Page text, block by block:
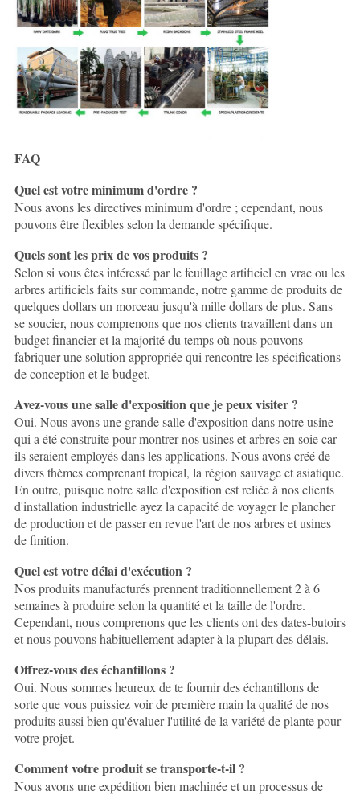
FAQ
Quel est votre minimum d'ordre ?
Nous avons les directives minimum d'ordre ; cependant, nous
pouvons être flexibles selon la demande spécifique.
Quels sont les prix de vos produits ?
Selon si vous êtes intéressé par le feuillage artificiel en vrac ou les
arbres artificiels faits sur commande, notre gamme de produits de
quelques dollars un morceau jusqu'à mille dollars de plus. Sans
se soucier, nous comprenons que nos clients travaillent dans un
budget financier et la majorité du temps où nous pouvons
fabriquer une solution appropriée qui rencontre les spécifications
de conception et le budget.
Avez-vous une salle d'exposition que je peux visiter ?
Oui. Nous avons une grande salle d'exposition dans notre usine
qui a été construite pour montrer nos usines et arbres en soie car
ils seraient employés dans les applications. Nous avons créé de
divers thèmes comprenant tropical, la région sauvage et asiatique.
En outre, puisque notre salle d'exposition est reliée à nos clients
d'installation industrielle ayez la capacité de voyager le plancher
de production et de passer en revue l'art de nos arbres et usines
de finition.
Quel est votre délai d'exécution ?
Nos produits manufacturés prennent traditionnellement 2 à 6
semaines à produire selon la quantité et la taille de l'ordre.
Cependant, nous comprenons que les clients ont des dates-butoirs
et nous pouvons habituellement adapter à la plupart des délais.
Offrez-vous des échantillons ?
Oui. Nous sommes heureux de te fournir des échantillons de
sorte que vous puissiez voir de première main la qualité de nos
produits aussi bien qu'évaluer l'utilité de la variété de plante pour
votre projet.
Comment votre produit se transporte-t-il ?
Nous avons une expédition bien machinée et un processus de